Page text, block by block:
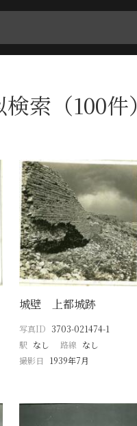
索（100件）
城壁 上都城跡
写真ID 3703-021474-1
駅 なし 路線 なし
撮影日
1939年7月